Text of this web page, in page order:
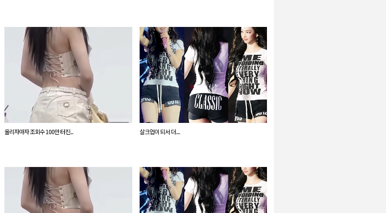
올리자마자 조회수 100만 터진... 살크업이 되서 더....